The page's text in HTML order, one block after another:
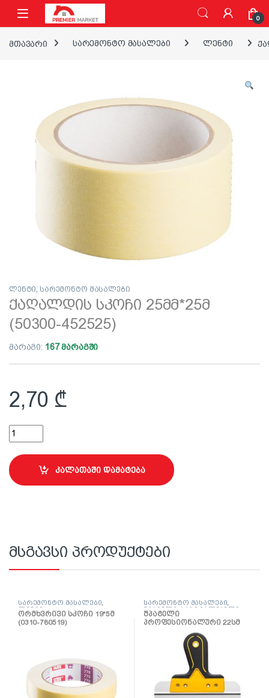
ნავიგაციაზე გადასვლა
შინაარსზე გადასვლა
0
მთავარი სარემონტო მასალები ლენტი
ლენტი, სარემონტო მასალები
ქაღალდის სკოჩი 25მმ*25მ
(50300-452525)
მარაგი: 167 მარაგში
2,70 ₾
ქაღალდის სკოჩი 25მმ*25მ (50300-452525) quantity
კალათაში დამატება
მსგავსი პროდუქტები
სარემონტო მასალები,
ლენტი
ორმხვრივი სკოჩი 19*5მ
(0310-780519)
სარემონტო მასალები,
შპატელი, საპრიალებელი,
ქაფჩა
შპატელი
პროფესიონალური 22სმ
(0820-662204)